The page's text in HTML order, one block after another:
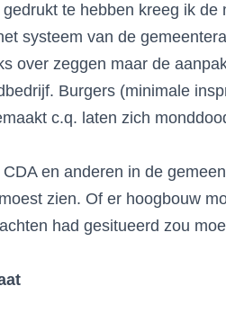
te hebben kreeg ik
systeem van de
over zeggen maar de
Burgers (minimale
c.q. laten zich
en anderen in de
zien. Of er hoogbouw
had gesitueerd zou